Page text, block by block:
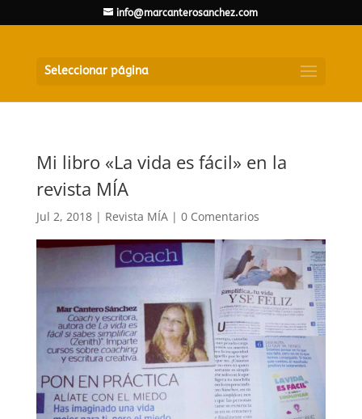
info@marcanterosanchez.com
Seleccionar página
Mi libro «La vida es fácil» en la
revista MÍA
Jul 2, 2018| Revista MÍA| 0 Comentarios